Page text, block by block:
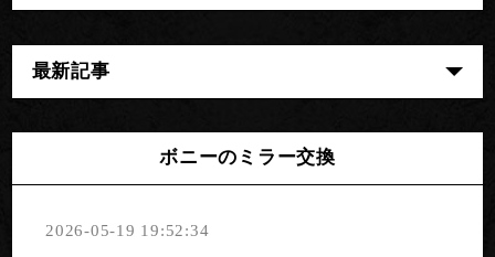
最新記事
ボニーのミラー交換
2026-05-19 19:52:34